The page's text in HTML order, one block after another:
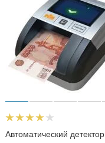
Автоматический детектор